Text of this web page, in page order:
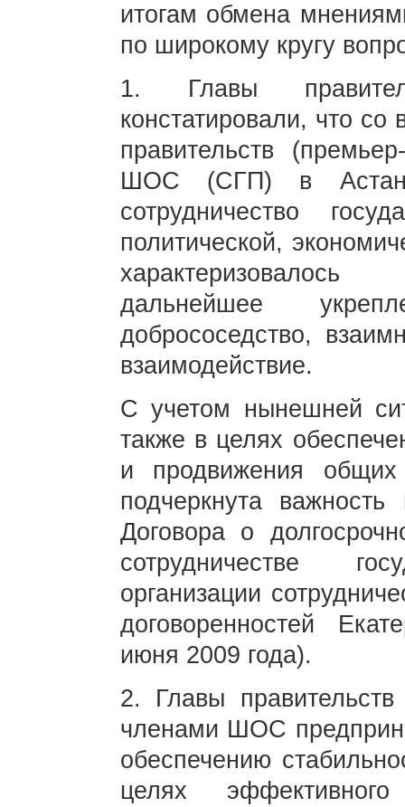
итогам обмена
по широкому кругу
1. Главы
констатировали, что
правительств
ШОС (СГП) в
сотрудничество
политической,
дальнейшее
добрососедство,
взаимодействие.
С учетом нынешней
также в целях
и продвижения общих
подчеркнута важность
Договора о
сотрудничестве
организации
договоренностей
июня 2009 года).
2. Главы
членами ШОС
обеспечению
целях